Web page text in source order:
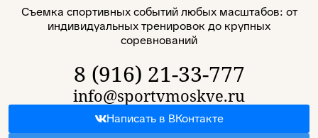
Съемка спортивных событий любых масштабов: от
индивидуальных тренировок до крупных
соревнований
8 (916) 21-33-777
info@sportvmoskve.ru
Написать в ВКонтакте